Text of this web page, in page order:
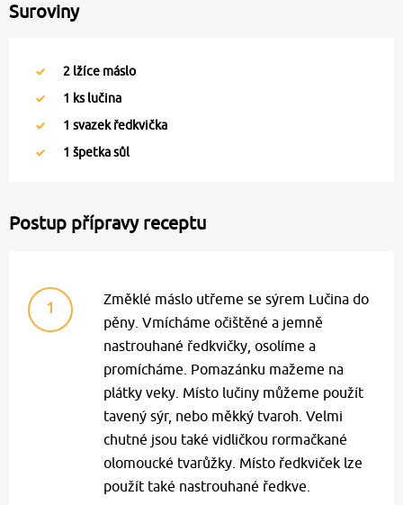
Suroviny
2 lžíce máslo
1 ks lučina
1 svazek ředkvička
1 špetka sůl
Postup přípravy receptu
1
Změklé máslo utřeme se sýrem Lučina do
pěny. Vmícháme očištěné a jemně
nastrouhané ředkvičky, osolíme a
promícháme. Pomazánku mažeme na
plátky veky. Místo lučiny můžeme použít
tavený sýr, nebo měkký tvaroh. Velmi
chutné jsou také vidličkou rormačkané
olomoucké tvarůžky. Místo ředkviček lze
použít také nastrouhané ředkve.